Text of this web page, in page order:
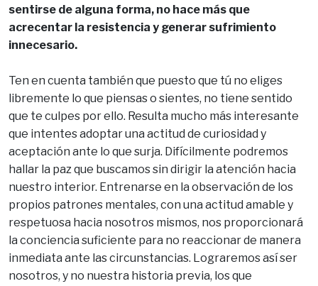
sentirse de alguna forma, no hace más que
acrecentar la resistencia y generar sufrimiento
innecesario.
Ten en cuenta también que puesto que tú no eliges
libremente lo que piensas o sientes, no tiene sentido
que te culpes por ello. Resulta mucho más interesante
que intentes adoptar una actitud de curiosidad y
aceptación ante lo que surja. Difícilmente podremos
hallar la paz que buscamos sin dirigir la atención hacia
nuestro interior. Entrenarse en la observación de los
propios patrones mentales, con una actitud amable y
respetuosa hacia nosotros mismos, nos proporcionará
la conciencia suficiente para no reaccionar de manera
inmediata ante las circunstancias. Lograremos así ser
nosotros, y no nuestra historia previa, los que